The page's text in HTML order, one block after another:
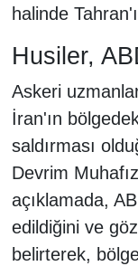
halinde
Husiler,
Askeri
İran'ın
saldırması
Devrim
açıklamada,
edildiğini ve
belirterek,